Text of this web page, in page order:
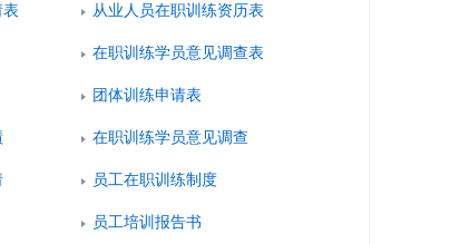
表 从业人员在职训练资历表
在职训练学员意见调查表
团体训练申请表
在职训练学员意见调查
员工在职训练制度
员工培训报告书